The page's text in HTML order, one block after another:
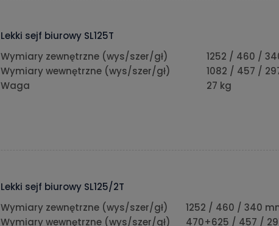
Lekki sejf biurowy SL125T
Wymiary zewnętrzne (wys/szer/gł)
1252 / 460 /
Wymiary wewnętrzne (wys/szer/gł)
1082 / 457 /
Waga
27 kg
Lekki sejf biurowy SL125/2T
Wymiary zewnętrzne (wys/szer/gł)
1252 / 460 / 340
Wymiary wewnętrzne (wys/szer/gł)
470+625 / 457 /